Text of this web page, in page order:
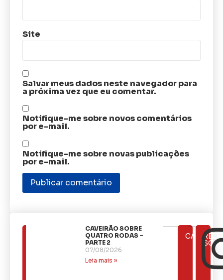
Site
Salvar meus dados neste navegador para
a próxima vez que eu comentar.
Notifique-me sobre novos comentários
por e-mail.
Notifique-me sobre novas publicações
por e-mail.
CAVEIRÃO SOBRE
QUATRO RODAS –
PARTE 2
07/08/2026
Leia mais »